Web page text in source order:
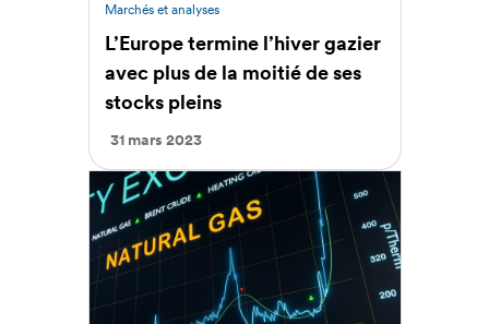
Marchés et analyses
L’Europe termine l’hiver gazier
avec plus de la moitié de ses
stocks pleins
31 mars 2023